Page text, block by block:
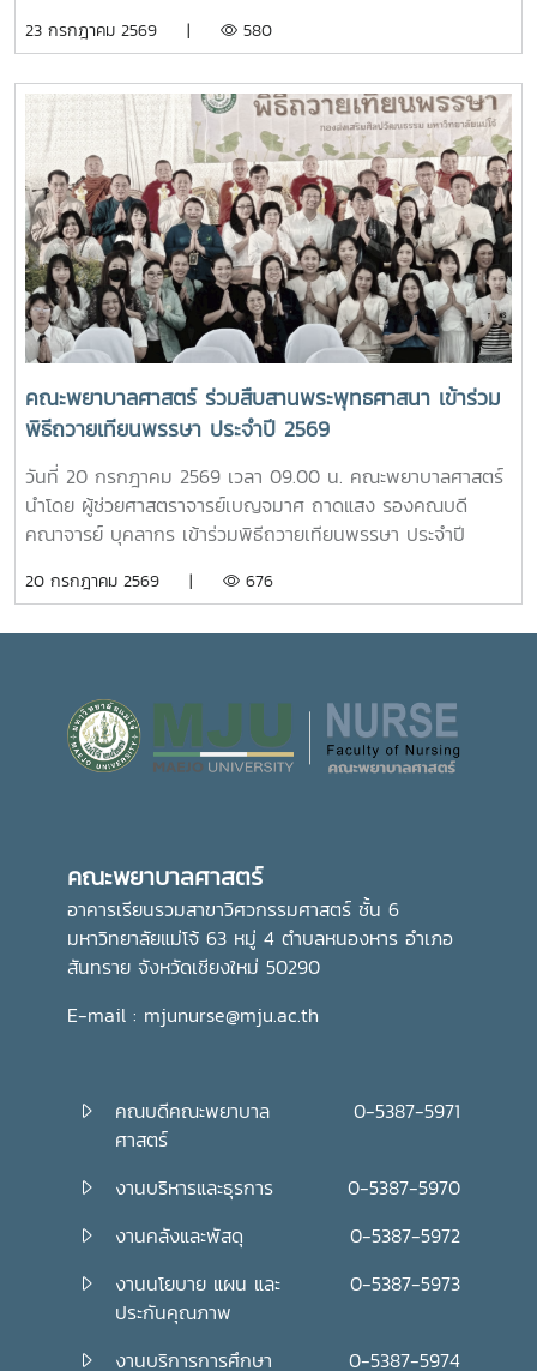
การอนุรักษ์ศิลปวัฒนธรรม และกิจกรรมส่งเสริมคุณลักษณะอัน
พงษ์พานิช และนายพงษ์พิพัฒน์ ราชจันทร์ ได้นำนักศึกษาเยี่ยม
ชมเส้นทางและสถานที่สำคัญภายในมหาวิทยาลัย อาทิ อนุสาวรีย์
คุณพระช่วงเกษตรศิลปการ เพื่อให้นักศึกษาได้เรียนรู้ประวัติและ
คุณูปการของปูชนียบุคคลผู้มีความสำคัญต่อมหาวิทยาลัย คุณค่า
ทางประวัติศาสตร์และจิตวิญญาณของสถาบันและช่วงบ่าย คณะ
นักศึกษาได้เข้าเยี่ยมชมสำนักฟาร์มมหาวิทยาลัย และสำนักวิจัย
และส่งเสริมวิชาการการเกษตร โดยมี นางสาววัชรินทร์ จันท
วรรณ ให้การต้อนรับ พร้อมบรรยายให้ความรู้เกี่ยวกับการผลิต
และการพัฒนาผลิตภัณฑ์กัญชงเพื่อสุขภาพ รวมทั้งนำเยี่ยมชม
แปลงกัญชง เพื่อเปิดมุมมองด้านงานวิจัยและนวัตกรรมทางการ
เกษตรของมหาวิทยาลัย จากนั้น นักศึกษาได้เดินทางไปศึกษา
แหล่งเรียนรู้อ่างเก็บน้ำห้วยโจ้ พร้อมนั่งรถเยี่ยมชมบริเวณรอบ
คณะและหน่วยงานที่ตั้งอยู่นอกพื้นที่หลักของมหาวิทยาลัย ได้แก่
คณะสัตวศาสตร์และเทคโนโลยี และวิทยาลัยพลังงาน เพื่อเรียนรู้
ศักยภาพและความหลากหลายของศาสตร์ที่มหาวิทยาลัยแม่โจ้เปิด
การเรียนการสอน กิจกรรมตามโครงการดังกล่าว นับว่าเป็นการ
ส่งเสริมการเรียนรู้นอกห้องเรียน สร้างเครือข่ายความร่วมมือ
ระหว่างหน่วยงาน พัฒนาทักษะการคิดวิเคราะห์ การแก้ไขปัญหา
ตลอดจนการปรับตัวในรั้วมหาวิทยาลัย อันเป็นรากฐานสำคัญใน
การก้าวสู่การเป็นวิชาชีพพยาบาลที่มีคุณธรรมและจริยธรรมต่อไป
ดร.เทพ พงษ์พานิช นายกสภามหาวิทยาลัยแม่โจ้ เป็นประธานใน
ศาสตร์ และนักศึกษา เข้าร่วมอย่างพร้อมเพรียงห้อง “ร่ม
อินทนิล” เกิดขึ้นจากความร่วมมือระหว่างมหาวิทยาลัยแม่โจ้และ
คณะพยาบาลศาสตร์ เพื่อเป็นศูนย์ให้บริการด้านการดูแลสุขภาพ
เบื้องต้น การให้คำปรึกษา แนะนำด้านสุขภาพกายและสุขภาพใจ
แก่นักศึกษา เพื่อให้นักศึกษาได้รับการดูแลอย่างทั่วถึง มีสุขภาวะ
ที่ดีทั้งด้านร่างกายและจิตใจ อันจะนำไปสู่การส่งเสริมคุณภาพ
ชีวิต ความปลอดภัย และสวัสดิภาพการใช้ชีวิตภายในมหาวิทยาลัย
โดยจะเปิดให้บริการทุกวัน ตั้งแต่เวลา 17.00-20.00 น.นอกจากนี้
ห้อง “ร่มอินทนิล” ยังเป็นพื้นที่แห่งการเรียนรู้และฝึกปฏิบัติ
วิชาชีพของนักศึกษาพยาบาล ภายใต้การกำกับดูแลของ
คณาจารย์และบุคลากรผู้เชี่ยวชาญ เพื่อให้นักศึกษาได้พัฒนา
ทักษะการดูแลผู้รับบริการจากสถานการณ์จริง ควบคู่ไปกับการ
สร้างประโยชน์แก่สังคมภายในมหาวิทยาลัยอย่างไรก็ตาม การเปิด
ให้บริการห้อง “ร่มอินทนิล” ในครั้งนี้ นับว่าเป็นก้าวสำคัญของ
มหาวิทยาลัย ในการพัฒนาระบบการดูแลสุขภาพของนักศึกษา
อย่างเป็นรูปธรรม สะท้อนถึงความมุ่งมั่นในการสร้างสภาพ
ดีของนักศึกษาอย่างรอบด้าน
23 กรกฎาคม 2569 | 580
คณะพยาบาลศาสตร์ ร่วมสืบสานพระพุทธศาสนา เข้าร่วม
พิธีถวายเทียนพรรษา ประจำปี 2569
วันที่ 20 กรกฎาคม 2569 เวลา 09.00 น. คณะพยาบาลศาสตร์
นำโดย ผู้ช่วยศาสตราจารย์เบญจมาศ ถาดแสง รองคณบดี
คณาจารย์ บุคลากร เข้าร่วมพิธีถวายเทียนพรรษา ประจำปี
ประธานในพิธี ณ อาคารแผ่พืชน์ มหาวิทยาลัยแม่โจ้ผู้เข้าร่วมพิธี
อีกทั้งยังเป็นการส่งเสริมการอนุรักษ์ศิลปวัฒนธรรมและปลูกฝัง
คุณธรรม จริยธรรม ตลอดจนสร้างความเป็นสิริมงคลแก่ชีวิต
คณะพยาบาลศาสตร์ มุ่งมั่น ส่งเสริมให้บุคลากรมีส่วนร่วมในการ
ต่อไปอย่างไรก็ตาม พิธีถวายเทียนพรรษาในครั้งนี้ จัดโดย กอง
ส่งเสริมศิลปวัฒนธรรม มหาวิทยาลัยแม่โจ้
20 กรกฎาคม 2569 | 676
คณะพยาบาลศาสตร์
อาคารเรียนรวมสาขาวิศวกรรมศาสตร์ ชั้น 6
มหาวิทยาลัยแม่โจ้ 63 หมู่ 4 ตำบลหนองหาร อำเภอ
สันทราย จังหวัดเชียงใหม่ 50290
E-mail : mjunurse@mju.ac.th
คณบดีคณะพยาบาล
ศาสตร์
0-5387-5971
งานบริหารและธุรการ
0-5387-5970
งานคลังและพัสดุ
0-5387-5972
งานนโยบาย แผน และ
ประกันคุณภาพ
0-5387-5973
งานบริการการศึกษา 0-5387-5974